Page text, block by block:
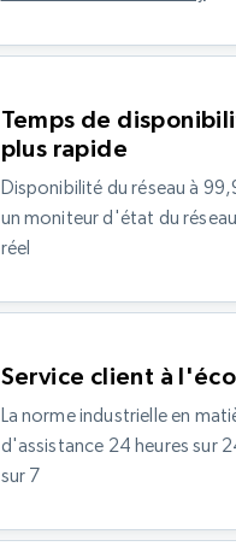
Temps de
plus rapide
Disponibilité du réseau à
un moniteur d'état du
réel
Service client à
La norme industrielle en
d'assistance 24 heures sur
sur 7